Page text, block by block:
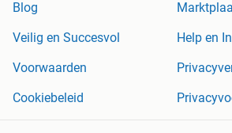
Blog
Veilig en Succesvol
Help en
Voorwaarden
Cookiebeleid